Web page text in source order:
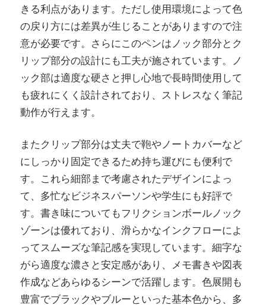
きる利点があります。ただし使用環境によって色
の戻り方には差異が生じることがありますので注
意が必要です。さらにこのペンはノック部分とク
リップ部分の設計にも工夫が施されています。ノ
ック部は適度な硬さと押し心地で長時間使用して
も疲れにくく設計されており、ストレスなく筆記
動作が行えます。
またクリップ部分は丈夫で鞄やノートカバーなど
にしっかり固定できるため持ち運びにも便利で
す。これら細部まで考慮されたデザインによっ
て、多忙なビジネスパーソンや学生にも好評で
す。書き味についてもフリクションボールノック
ゾーンは優れており、滑らかなインクフローによ
ってスムーズな筆記感を実現しています。細字な
がら適度な濃さと安定感があり、メモ書きや図表
作成などあらゆるシーンで活躍します。色展開も
豊富でブラックやブルーといった基本色から、多